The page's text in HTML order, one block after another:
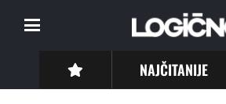
NAJČITANIJE